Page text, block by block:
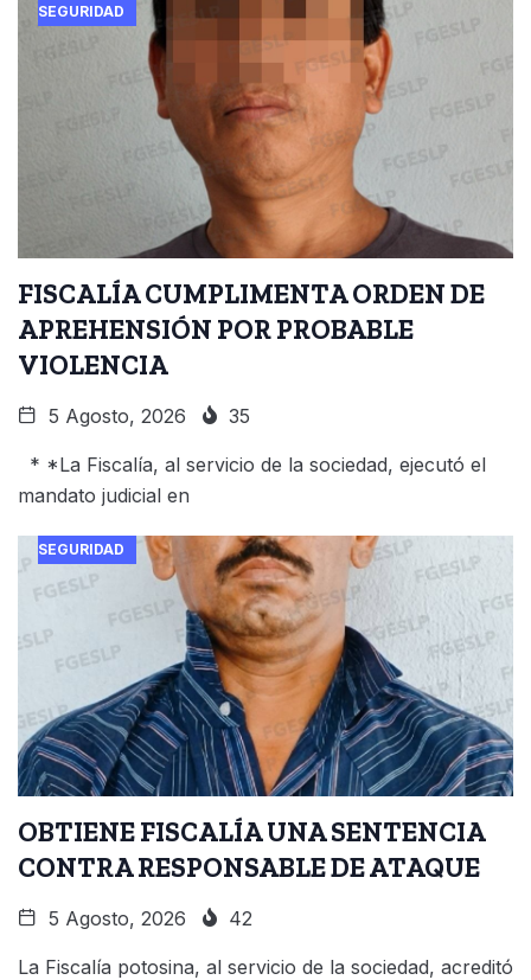
SEGURIDAD
FISCALÍA CUMPLIMENTA ORDEN DE
APREHENSIÓN POR PROBABLE
VIOLENCIA
5 Agosto, 2026 35
* *La Fiscalía, al servicio de la sociedad, ejecutó el
mandato judicial en
SEGURIDAD
OBTIENE FISCALÍA UNA SENTENCIA
CONTRA RESPONSABLE DE ATAQUE
5 Agosto, 2026 42
La Fiscalía potosina, al servicio de la sociedad, acreditó